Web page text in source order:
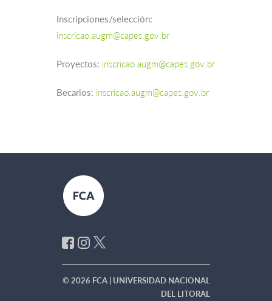
Inscripciones/selección:
inscricao.augm@capes.gov.br
Proyectos: inscricao.augm@capes.gov.br
Becarios: inscricao.augm@capes.gov.br
© 2026 FCA | UNIVERSIDAD NACIONAL
DEL LITORAL